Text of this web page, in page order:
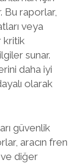
Bu raporlar,
veya
kritik
sunar.
daha iyi
olarak
güvenlik
aracın fren
diğer